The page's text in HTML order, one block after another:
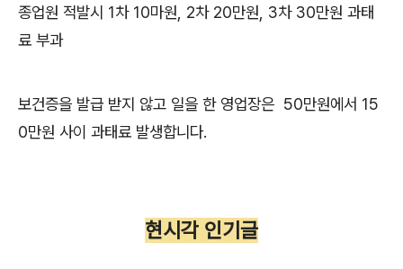
종업원 적발시 1차 10마원, 2차 20만원, 3차 30만원 과태
료 부과
보건증을 발급 받지 않고 일을 한 영업장은 50만원에서 15
0만원 사이 과태료 발생합니다.
현시각 인기글